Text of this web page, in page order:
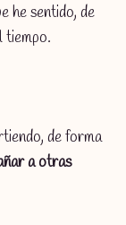
he sentido, de
tiempo.
de forma
a otras